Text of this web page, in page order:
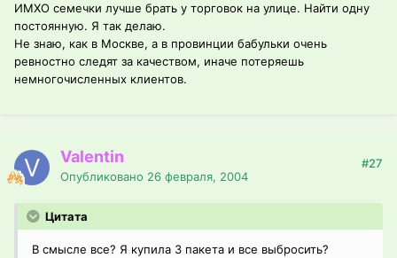
ИМХО семечки лучше брать у торговок на улице. Найти одну
постоянную. Я так делаю.
Не знаю, как в Москве, а в провинции бабульки очень
ревностно следят за качеством, иначе потеряешь
немногочисленных клиентов.
Valentin
Опубликовано 26 февраля, 2004
#27
Цитата
В смысле все? Я купила 3 пакета и все выбросить?